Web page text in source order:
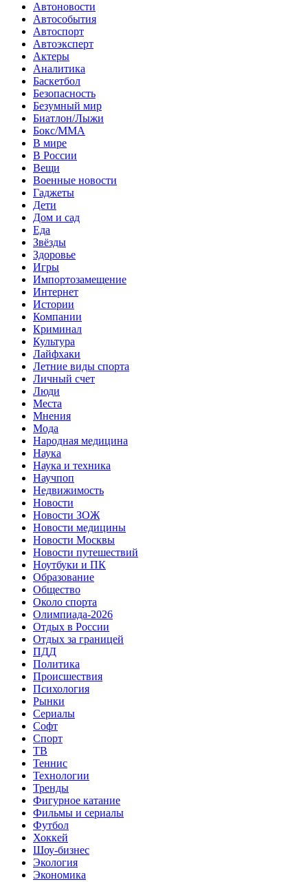
Автоновости
Автособытия
Автоспорт
Автоэксперт
Актеры
Аналитика
Баскетбол
Безопасность
Безумный мир
Биатлон/Лыжи
Бокс/MMA
В мире
В России
Вещи
Военные новости
Гаджеты
Дети
Дом и сад
Еда
Звёзды
Здоровье
Игры
Импортозамещение
Интернет
Истории
Компании
Криминал
Культура
Лайфхаки
Летние виды спорта
Личный счет
Люди
Места
Мнения
Мода
Народная медицина
Наука
Наука и техника
Научпоп
Недвижимость
Новости
Новости ЗОЖ
Новости медицины
Новости Москвы
Новости путешествий
Ноутбуки и ПК
Образование
Общество
Около спорта
Олимпиада-2026
Отдых в России
Отдых за границей
ПДД
Политика
Происшествия
Психология
Рынки
Сериалы
Софт
Спорт
ТВ
Теннис
Технологии
Тренды
Фигурное катание
Фильмы и сериалы
Футбол
Хоккей
Шоу-бизнес
Экология
Экономика